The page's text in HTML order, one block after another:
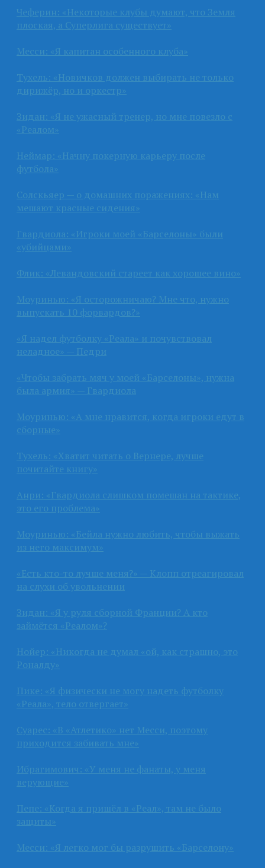
Чеферин: «Некоторые клубы думают, что Земля
плоская, а Суперлига существует»
Месси: «Я капитан особенного клуба»
Тухель: «Новичков должен выбирать не только
дирижёр, но и оркестр»
Зидан: «Я не ужасный тренер, но мне повезло с
«Реалом»
Неймар: «Начну покерную карьеру после
футбола»
Солскьяер — о домашних поражениях: «Нам
мешают красные сидения»
Гвардиола: «Игроки моей «Барселоны» были
«убийцами»
Флик: «Левандовский стареет как хорошее вино»
Моуринью: «Я осторожничаю? Мне что, нужно
выпускать 10 форвардов?»
«Я надел футболку «Реала» и почувствовал
неладное» — Педри
«Чтобы забрать мяч у моей «Барселоны», нужна
была армия» — Гвардиола
Моуринью: «А мне нравится, когда игроки едут в
сборные»
Тухель: «Хватит читать о Вернере, лучше
почитайте книгу»
Анри: «Гвардиола слишком помешан на тактике,
это его проблема»
Моуринью: «Бейла нужно любить, чтобы выжать
из него максимум»
«Есть кто-то лучше меня?» — Клопп отреагировал
на слухи об увольнении
Зидан: «Я у руля сборной Франции? А кто
займётся «Реалом»?
Нойер: «Никогда не думал «ой, как страшно, это
Роналду»
Пике: «Я физически не могу надеть футболку
«Реала», тело отвергает»
Суарес: «В «Атлетико» нет Месси, поэтому
приходится забивать мне»
Ибрагимович: «У меня не фанаты, у меня
верующие»
Пепе: «Когда я пришёл в «Реал», там не было
защиты»
Месси: «Я легко мог бы разрушить «Барселону»